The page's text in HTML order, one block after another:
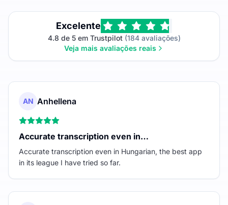
Excelente
4.8 de 5 em Trustpilot(184 avaliações)
Veja mais avaliações reais
AN Anhellena
Accurate transcription even in…
Accurate transcription even in Hungarian, the best app
in its league I have tried so far.